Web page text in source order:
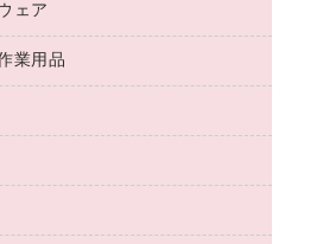
ハブ／ＵＳＢアクセサリー
ィルター
リーナー／エアダスター
／ＳＳＤ
プレイモニター
ー・下駄箱
収納
スアクセサリー
ェア
介護・ワーキングウェア
ス・シャツ
ー
業用品
備蓄食品・飲料
脚立
インスタント
バラエティ飲料